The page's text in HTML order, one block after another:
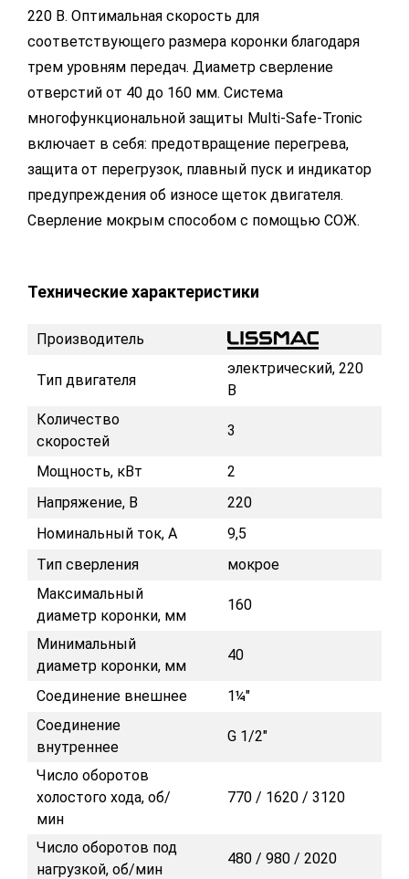
220 В. Оптимальная скорость для
соответствующего размера коронки благодаря
трем уровням передач. Диаметр сверление
отверстий от 40 до 160 мм. Система
многофункциональной защиты Multi-Safe-Tronic
включает в себя: предотвращение перегрева,
защита от перегрузок, плавный пуск и индикатор
предупреждения об износе щеток двигателя.
Сверление мокрым способом с помощью СОЖ.
Технические характеристики
Производитель
Тип двигателя
электрический, 220
В
Количество
скоростей
3
Мощность, кВт
2
Напряжение, В
220
Номинальный ток, А
9,5
Тип сверления
мокрое
Максимальный
диаметр коронки, мм
160
Минимальный
диаметр коронки, мм
40
Соединение внешнее
1¼"
Соединение
внутреннее
G 1/2"
Число оборотов
холостого хода, об/
мин
770 / 1620 / 3120
Число оборотов под
нагрузкой, об/мин
480 / 980 / 2020